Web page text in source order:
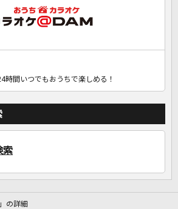
時間いつでもおうちで楽しめる！
索
の詳細